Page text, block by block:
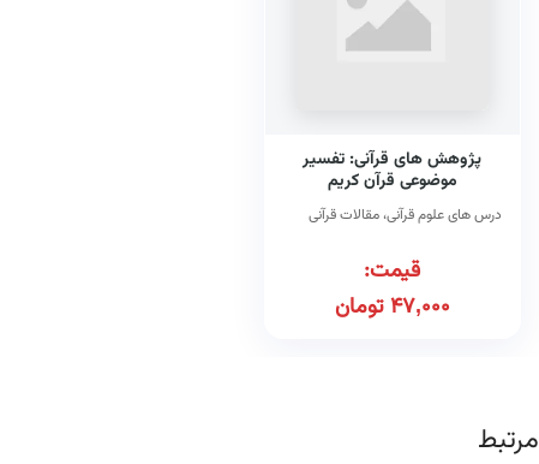
پژوهش های قرآنی: تفسیر
موضوعی قرآن کریم
درس های علوم قرآنی، مقالات قرآنی
قیمت:
47,000تومان
مرتبط